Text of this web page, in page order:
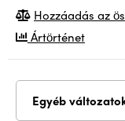
Hozzáadás az
Ártörténet